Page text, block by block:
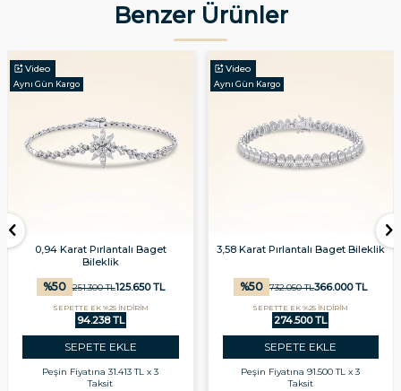
Benzer Ürünler
Video
Aynı Gün Kargo
0,94 Karat Pırlantalı Baget
Bileklik
%50 251.300TL125.650TL
SEPETTE EK %25 İNDİRİM
94.238 TL
SEPETE EKLE
Peşin Fiyatına31.413 TL x 3
Taksit
Video
Aynı Gün Kargo
3,58 Karat Pırlantalı Baget Bileklik
%50 732.050TL366.000TL
SEPETTE EK %25 İNDİRİM
274.500 TL
SEPETE EKLE
Peşin Fiyatına91.500 TL x 3
Taksit